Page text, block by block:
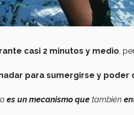
casi 2 minutos y medio,
para sumergirse y poder
es un mecanismo que también